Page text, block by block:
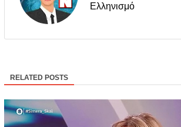
Ελληνισμό
RELATED POSTS